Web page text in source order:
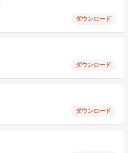
ダウンロード
ダウンロード
ダウンロード